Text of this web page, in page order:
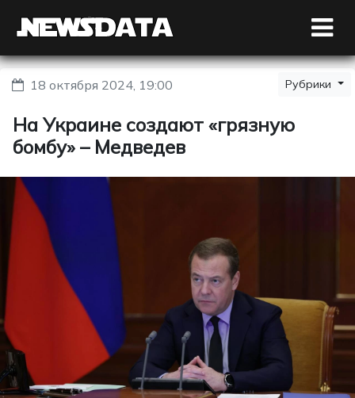
18 октября 2024, 19:00 Рубрики
На Украине создают «грязную
бомбу» – Медведев